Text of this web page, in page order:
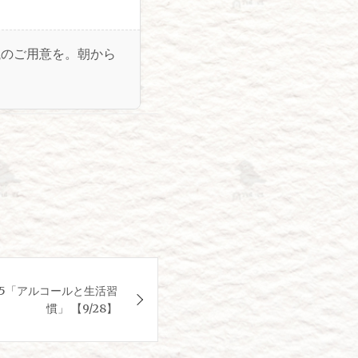
ご用意を。朝から
アルコールと生活習
慣」 【9/28】